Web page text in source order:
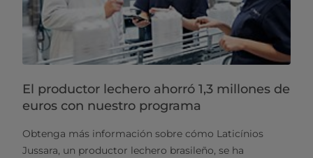
El productor lechero ahorró 1,3 millones de
euros con nuestro programa
Obtenga más información sobre cómo Laticínios
Jussara, un productor lechero brasileño, se ha